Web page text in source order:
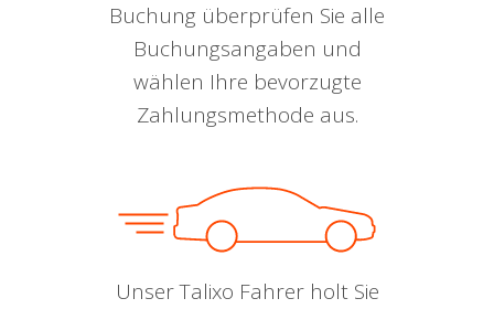
Buchung überprüfen Sie alle
Buchungsangaben und
wählen Ihre bevorzugte
Zahlungsmethode aus.
Unser Talixo Fahrer holt Sie